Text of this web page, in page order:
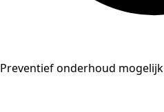
Preventief onderhoud mogelijk